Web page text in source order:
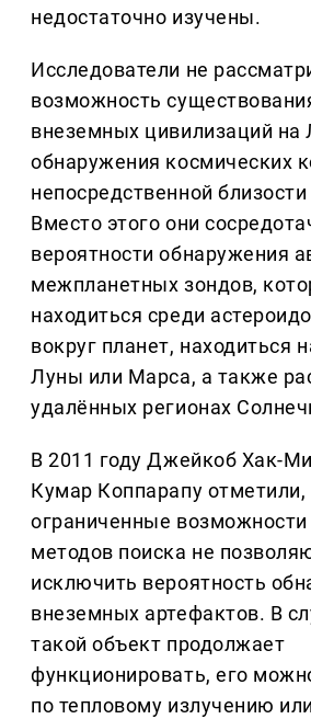
недостаточно изучены.
Исследователи не
возможность
внеземных цивилизаций на
обнаружения космических
непосредственной
Вместо этого они
вероятности обнаружения
межпланетных зондов,
находиться среди
вокруг планет, находиться
Луны или Марса, а также
удалённых регионах
В 2011 году Джейкоб Хак-
Кумар Коппарапу отметили,
ограниченные
методов поиска не
исключить вероятность
внеземных артефактов. В
такой объект продолжает
функционировать, его
по тепловому излучению